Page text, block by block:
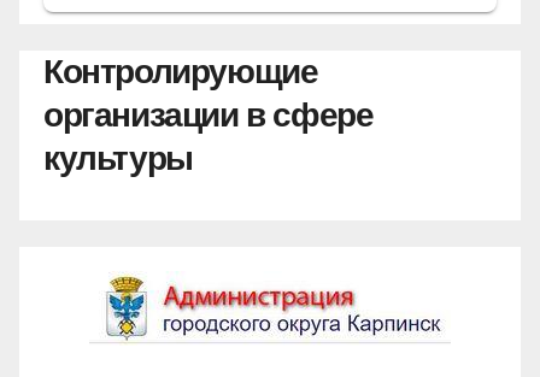
Контролирующие
организации в сфере
культуры